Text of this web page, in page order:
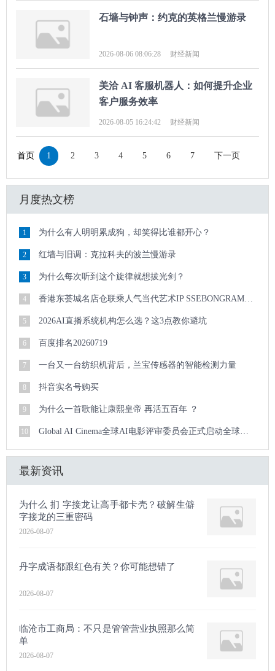
石墙与钟声：约克的英格兰慢游录
2026-08-06 08:06:28 财经新闻
美洽 AI 客服机器人：如何提升企业
客户服务效率
2026-08-05 16:24:42 财经新闻
首页 1 2 3 4 5 6 7 下一页
月度热文榜
1 为什么有人明明累成狗，却笑得比谁都开心？
2 红墙与旧调：克拉科夫的波兰慢游录
3 为什么每次听到这个旋律就想拔光剑？
4 香港东荟城名店仓联乘人气当代艺术IP SSEBONGRAMA 携手打造全球首个「躺平一『夏
5 2026AI直播系统机构怎么选？这3点教你避坑
6 百度排名20260719
7 一台又一台纺织机背后，兰宝传感器的智能检测力量
8 抖音实名号购买
9 为什么一首歌能让康熙皇帝 再活五百年 ？
10 Global AI Cinema全球AI电影评审委员会正式启动全球倡议 定义AI时代的电影
最新资讯
为什么 扪 字接龙让高手都卡壳？破解生僻
字接龙的三重密码
2026-08-07
丹字成语都跟红色有关？你可能想错了
2026-08-07
临沧市工商局：不只是管管营业执照那么简
单
2026-08-07